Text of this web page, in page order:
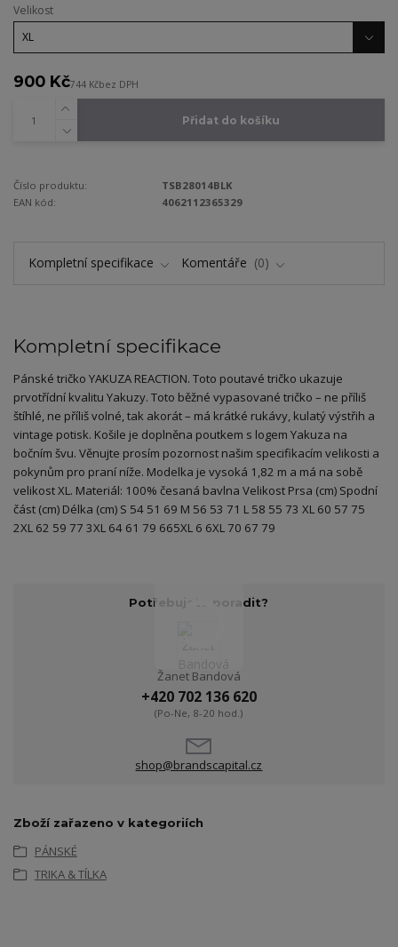
Velikost
900 Kč744 Kčbez DPH
Přidat do košíku
Číslo produktu:
TSB28014BLK
EAN kód:
4062112365329
Kompletní specifikace Komentáře 0
Kompletní specifikace
Pánské tričko YAKUZA REACTION. Toto poutavé tričko ukazuje
prvotřídní kvalitu Yakuzy. Toto běžné vypasované tričko – ne příliš
štíhlé, ne příliš volné, tak akorát – má krátké rukávy, kulatý výstřih a
vintage potisk. Košile je doplněna poutkem s logem Yakuza na
bočním švu. Věnujte prosím pozornost našim specifikacím velikosti a
pokynům pro praní níže. Modelka je vysoká 1,82 m a má na sobě
velikost XL. Materiál: 100% česaná bavlna Velikost Prsa (cm) Spodní
část (cm) Délka (cm) S 54 51 69 M 56 53 71 L 58 55 73 XL 60 57 75
2XL 62 59 77 3XL 64 61 79 665XL 6 6XL 70 67 79
Potřebujete poradit?
Žanet Bandová
+420 702 136 620
(Po-Ne, 8-20 hod.)
shop@brandscapital.cz
Zboží zařazeno v kategoriích
PÁNSKÉ
TRIKA & TÍLKA